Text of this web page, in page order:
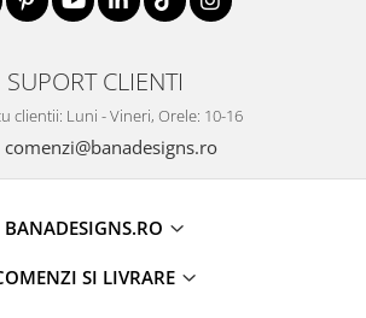
SUPORT CLIENTI
clientii: Luni - Vineri, Orele: 10-16
comenzi@banadesigns.ro
BANADESIGNS.RO
SI LIVRARE